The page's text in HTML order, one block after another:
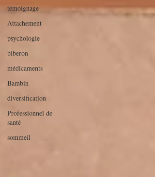
témoignage
Attachement
psychologie
biberon
médicaments
Bambin
diversification
Professionnel de
santé
sommeil